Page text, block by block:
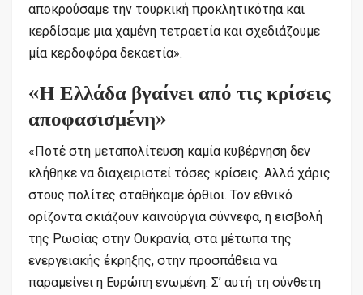
αποκρούσαμε την τουρκική προκλητικότηα και
κερδίσαμε μια χαμένη τετραετία και σχεδιάζουμε
μία κερδοφόρα δεκαετία».
«H Ελλάδα βγαίνει από τις κρίσεις
αποφασισμένη»
«Ποτέ στη μεταπολίτευση καμία κυβέρνηση δεν
κλήθηκε να διαχειριστεί τόσες κρίσεις. Αλλά χάρις
στους πολίτες σταθήκαμε όρθιοι. Τον εθνικό
ορίζοντα σκιάζουν καινούργια σύννεφα, η εισβολή
της Ρωσίας στην Ουκρανία, στα μέτωπα της
ενεργειακής έκρηξης, στην προσπάθεια να
παραμείνει η Ευρώπη ενωμένη. Σ’ αυτή τη σύνθετη